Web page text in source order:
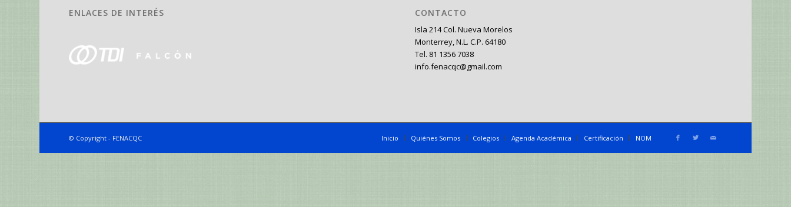
ENLACES DE INTERÉS CONTACTO
Isla 214 Col. Nueva Morelos
Monterrey, N.L. C.P. 64180
Tel. 81 1356 7038
info.fenacqc@gmail.com
© Copyright - FENACQC Inicio Quiénes Somos Colegios Agenda Académica Certificación NOM